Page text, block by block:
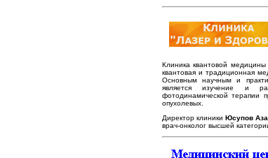
Клиника квантовой
квантовая и традиционная
Основным научным и
является изучение и
фотодинамической терапии
опухолевых.
Директор клиники Юсупов
врач-онколог высшей